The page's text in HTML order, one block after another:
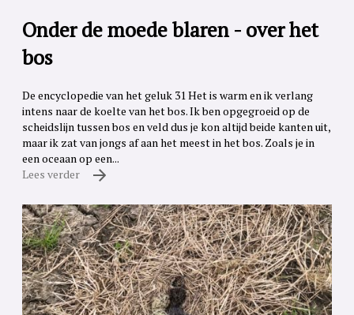
Onder de moede blaren - over het
bos
De encyclopedie van het geluk 31 Het is warm en ik verlang
intens naar de koelte van het bos. Ik ben opgegroeid op de
scheidslijn tussen bos en veld dus je kon altijd beide kanten uit,
maar ik zat van jongs af aan het meest in het bos. Zoals je in
een oceaan op een...
Lees verder